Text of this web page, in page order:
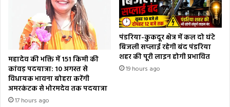
महादेव की भक्ति में 151 किमी की
कांवड़ पदयात्रा: 10 अगस्त से
विधायक भावना बोहरा करेंगी
अमरकंटक से भोरमदेव तक पदयात्रा
17 hours ago
पंडरिया-कुकदूर क्षेत्र में कल दो घंटे
बिजली सप्लाई रहेगी बंद पंडरिया
शहर की पूरी लाइन होगी प्रभावित
19 hours ago